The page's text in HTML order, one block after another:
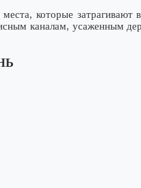
которые
каналам, усаженным